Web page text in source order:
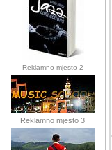
Reklamno mjesto 2
Reklamno mjesto 3